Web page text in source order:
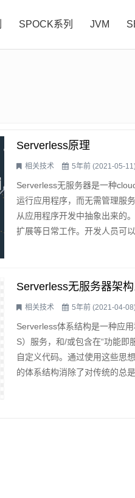
SPOCK系列 JVM
Serverless原理
相关技术 5年前 (2021-05-
Serverless无服务器是一种
运行应用程序，而无需管理服
从应用程序开发中抽象出来的
扩展等日常工作。开发人员可
Serverless无服务器架
相关技术 5年前 (2021-04-
Serverless体系结构是一种应
S）服务，和/或包含在“功能即
自定义代码。通过使用这些思
的体系结构消除了对传统的总